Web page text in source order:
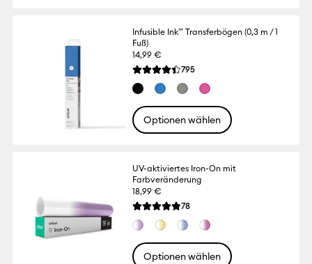
Infusible Ink™ Transferbögen (0,3 m / 1
Fuß)
14,99 €
Die durchschnittliche Bewertung für
795Reviews
Optionen wählen
UV-aktiviertes Iron-On mit
Farbveränderung
18,99 €
Die durchschnittliche Bewertung für
78Reviews
Optionen wählen